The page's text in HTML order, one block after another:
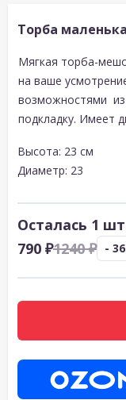
Торба
Мягкая торба-
на ваше
возможностями из
подкладку. Имеет
Высота: 23 см
Диаметр: 23
790 ₽1240 ₽ -
Осталась 1